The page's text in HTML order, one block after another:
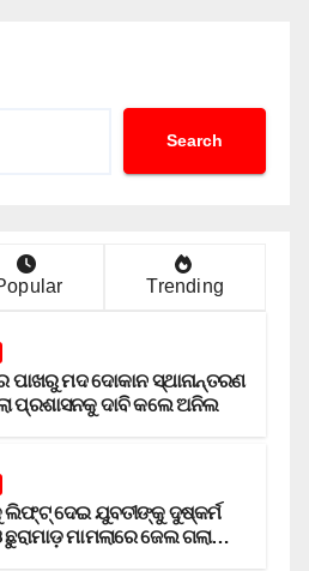
Search
Trending
ପାଖରୁ ମଦ ଦୋକାନ ସ୍ଥାନାନ୍ତରଣ
ପ୍ରଶାସନକୁ ଦାବି କଲେ ଅନିଲ
ଲିଫ୍‌ଟ୍‌ ଦେଇ ଯୁବତୀଙ୍କୁ ଦୁଷ୍କର୍ମ
ମାମଲାରେ ଜେଲ ଗଲା